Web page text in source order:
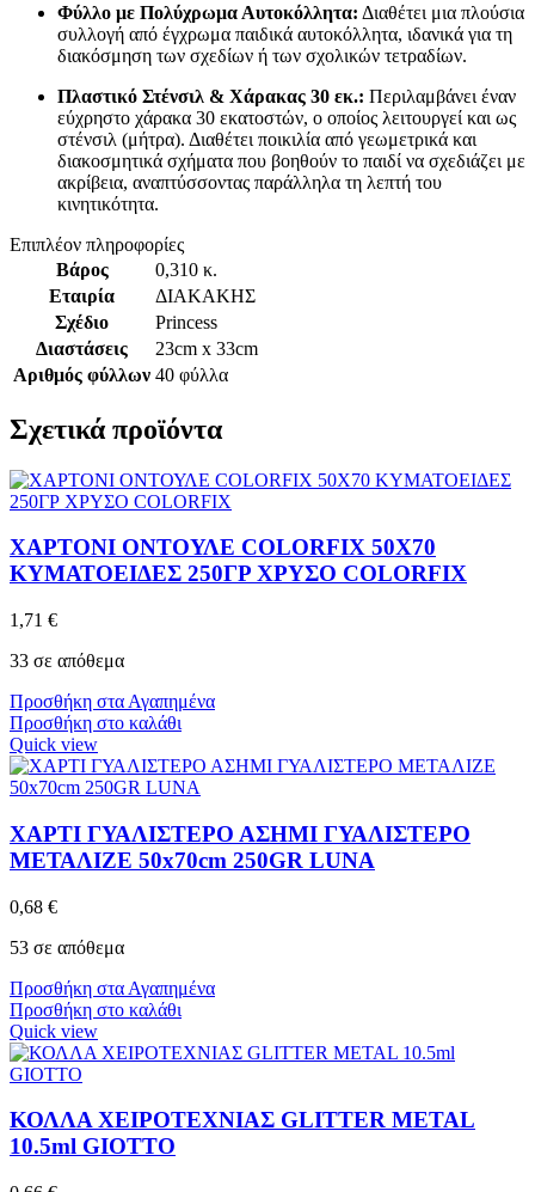
Φύλλο με Πολύχρωμα Αυτοκόλλητα: Διαθέτει μια πλούσια
συλλογή από έγχρωμα παιδικά αυτοκόλλητα, ιδανικά για τη
διακόσμηση των σχεδίων ή των σχολικών τετραδίων.
Πλαστικό Στένσιλ & Χάρακας 30 εκ.: Περιλαμβάνει έναν
εύχρηστο χάρακα 30 εκατοστών, ο οποίος λειτουργεί και ως
στένσιλ (μήτρα). Διαθέτει ποικιλία από γεωμετρικά και
διακοσμητικά σχήματα που βοηθούν το παιδί να σχεδιάζει με
ακρίβεια, αναπτύσσοντας παράλληλα τη λεπτή του
κινητικότητα.
Επιπλέον πληροφορίες
Βάρος
0,310 κ.
Εταιρία
ΔΙΑΚΑΚΗΣ
Σχέδιο
Princess
Διαστάσεις
23cm x 33cm
Αριθμός φύλλων 40 φύλλα
Σχετικά προϊόντα
ΧΑΡΤΟΝΙ ΟΝΤΟΥΛΕ COLORFIX 50Χ70
ΚΥΜΑΤΟΕΙΔΕΣ 250ΓΡ ΧΡΥΣΟ COLORFIX
1,71 €
33 σε απόθεμα
Προσθήκη στα Αγαπημένα
Προσθήκη στο καλάθι
Quick view
ΧΑΡΤΙ ΓΥΑΛΙΣΤΕΡΟ ΑΣΗΜΙ ΓΥΑΛΙΣΤΕΡΟ
ΜΕΤΑΛΙΖΕ 50x70cm 250GR LUNA
0,68 €
53 σε απόθεμα
Προσθήκη στα Αγαπημένα
Προσθήκη στο καλάθι
Quick view
ΚΟΛΛΑ ΧΕΙΡΟΤΕΧΝΙΑΣ GLITTER METAL
10.5ml GIOTTO